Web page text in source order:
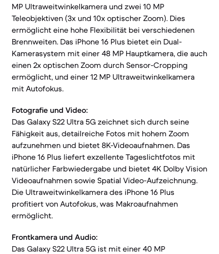
MP Ultraweitwinkelkamera und zwei 10 MP
Teleobjektiven (3x und 10x optischer Zoom). Dies
ermöglicht eine hohe Flexibilität bei verschiedenen
Brennweiten. Das iPhone 16 Plus bietet ein Dual-
Kamerasystem mit einer 48 MP Hauptkamera, die auch
einen 2x optischen Zoom durch Sensor-Cropping
ermöglicht, und einer 12 MP Ultraweitwinkelkamera
mit Autofokus.
Fotografie und Video:
Das Galaxy S22 Ultra 5G zeichnet sich durch seine
Fähigkeit aus, detailreiche Fotos mit hohem Zoom
aufzunehmen und bietet 8K-Videoaufnahmen. Das
iPhone 16 Plus liefert exzellente Tageslichtfotos mit
natürlicher Farbwiedergabe und bietet 4K Dolby Vision
Videoaufnahmen sowie Spatial Video-Aufzeichnung.
Die Ultraweitwinkelkamera des iPhone 16 Plus
profitiert von Autofokus, was Makroaufnahmen
ermöglicht.
Frontkamera und Audio:
Das Galaxy S22 Ultra 5G ist mit einer 40 MP